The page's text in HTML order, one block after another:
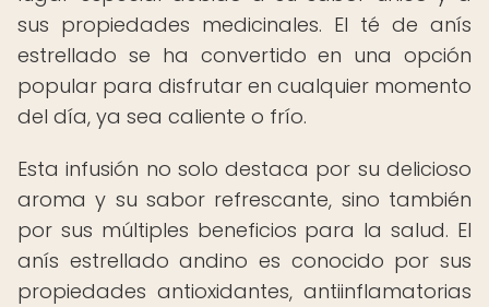
sus propiedades medicinales. El té de anís
estrellado se ha convertido en una opción
popular para disfrutar en cualquier momento
del día, ya sea caliente o frío.
Esta infusión no solo destaca por su delicioso
aroma y su sabor refrescante, sino también
por sus múltiples beneficios para la salud. El
anís estrellado andino es conocido por sus
propiedades antioxidantes, antiinflamatorias